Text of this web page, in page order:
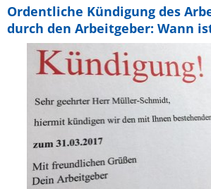
Ordentliche Kündigung des
durch den Arbeitgeber: Wann